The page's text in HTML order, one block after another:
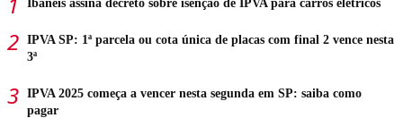
Ibaneis assina decreto sobre isenção de IPVA para carros elétricos
IPVA SP: 1ª parcela ou cota única de placas com final 2 vence nesta
3ª
IPVA 2025 começa a vencer nesta segunda em SP: saiba como
pagar